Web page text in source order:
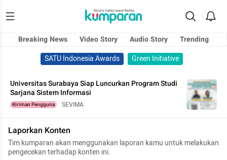
Breaking News Video Story Audio Story
Trending
SATU Indonesia Awards
Green Initiative
Universitas Surabaya Siap Luncurkan Program Studi
Sarjana Sistem Informasi
Kiriman Pengguna SEVIMA
Laporkan Konten
Tim kumparan akan menggunakan laporan kamu untuk melakukan
pengecekan terhadap konten ini.